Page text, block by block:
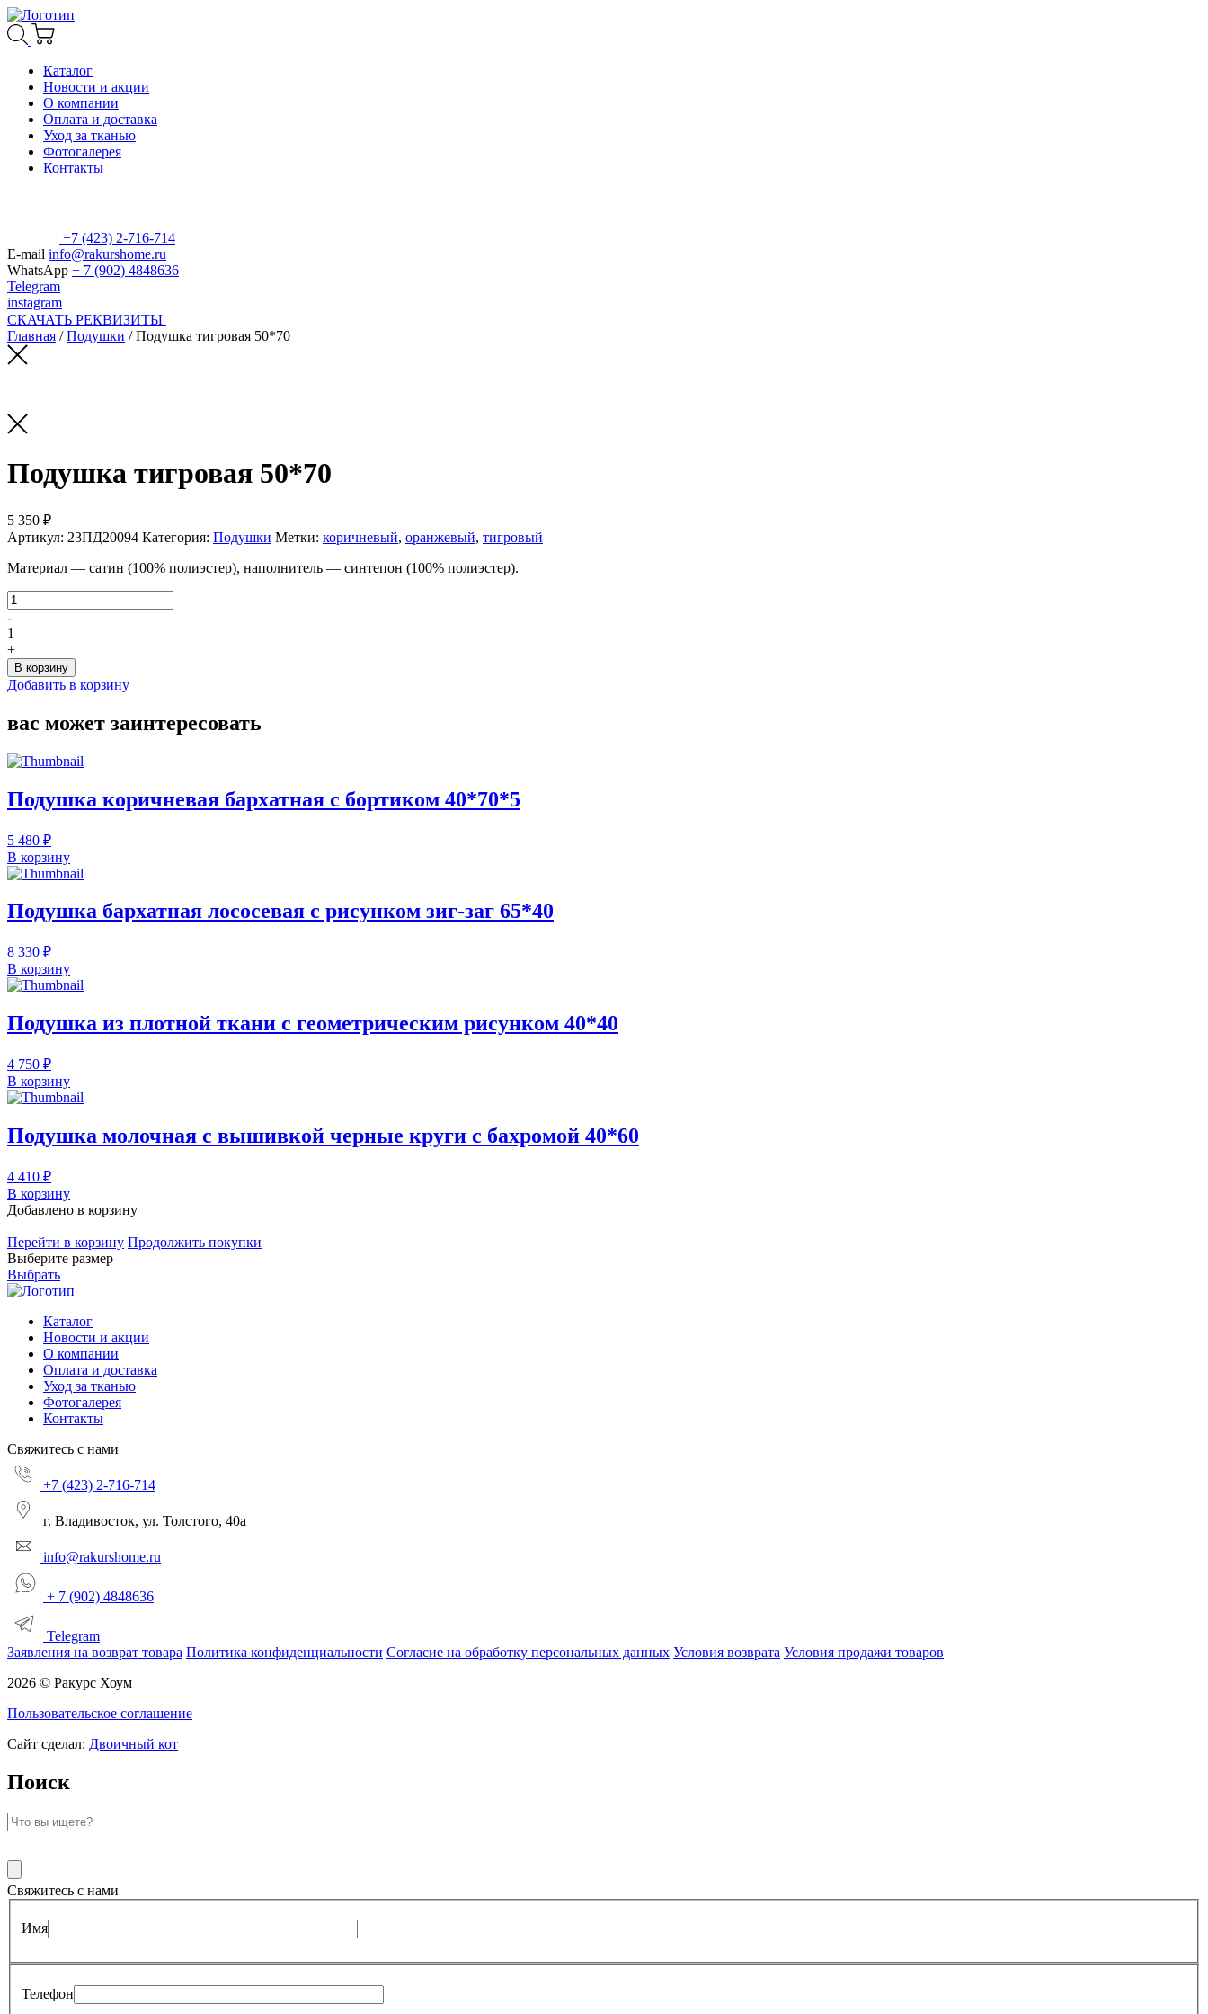
Каталог
Новости и акции
О компании
Оплата и доставка
Уход за тканью
Фотогалерея
Контакты
+7 (423) 2-716-714
E-mail info@rakurshome.ru
WhatsApp + 7 (902) 4848636
Telegram
instagram
СКАЧАТЬ РЕКВИЗИТЫ
Главная /Подушки / Подушка тигровая 50*70
Подушка тигровая 50*70
5 350 ₽
Артикул: 23ПД20094 Категория: Подушки Метки: коричневый, оранжевый, тигровый
Материал — сатин (100% полиэстер), наполнитель — синтепон (100% полиэстер).
Количество
товара
Подушка
тигровая
50*70
-
1
+
В корзину
Добавить в корзину
вас может заинтересовать
Подушка коричневая бархатная с бортиком 40*70*5
5 480 ₽
В корзину
Подушка бархатная лососевая с рисунком зиг-заг 65*40
8 330 ₽
В корзину
Подушка из плотной ткани с геометрическим рисунком 40*40
4 750 ₽
В корзину
Подушка молочная с вышивкой черные круги с бахромой 40*60
4 410 ₽
В корзину
Добавлено в корзину
Перейти в корзину Продолжить покупки
Выберите размер
Выбрать
Каталог
Новости и акции
О компании
Оплата и доставка
Уход за тканью
Фотогалерея
Контакты
Свяжитесь с нами
+7 (423) 2-716-714
г. Владивосток, ул. Толстого, 40а
info@rakurshome.ru
+ 7 (902) 4848636
Telegram
Заявления на возврат товара Политика конфиденциальности Согласие на обработку персональных данных Условия возврата Условия продажи товаров
2026 © Ракурс Хоум
Пользовательское соглашение
Сайт сделал: Двоичный кот
Поиск
Свяжитесь с нами
Имя
Телефон